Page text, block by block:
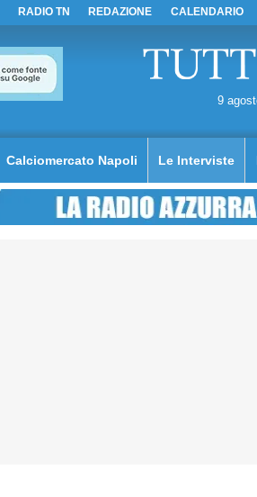
RADIO TN REDAZIONE CALENDARIO
9
Calciomercato Napoli Le Interviste